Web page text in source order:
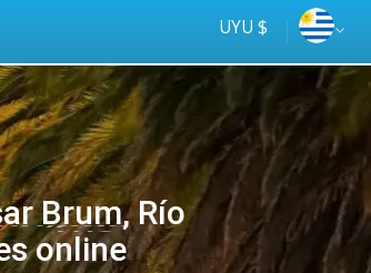
UYU $
Brum, Río
online